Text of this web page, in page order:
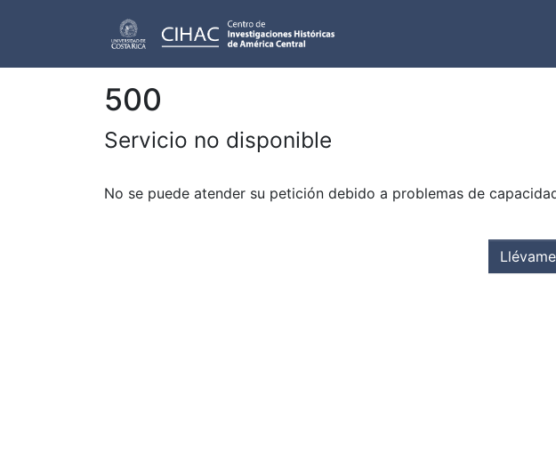
500
Servicio no disponible
No se puede atender su petición debido a problemas de